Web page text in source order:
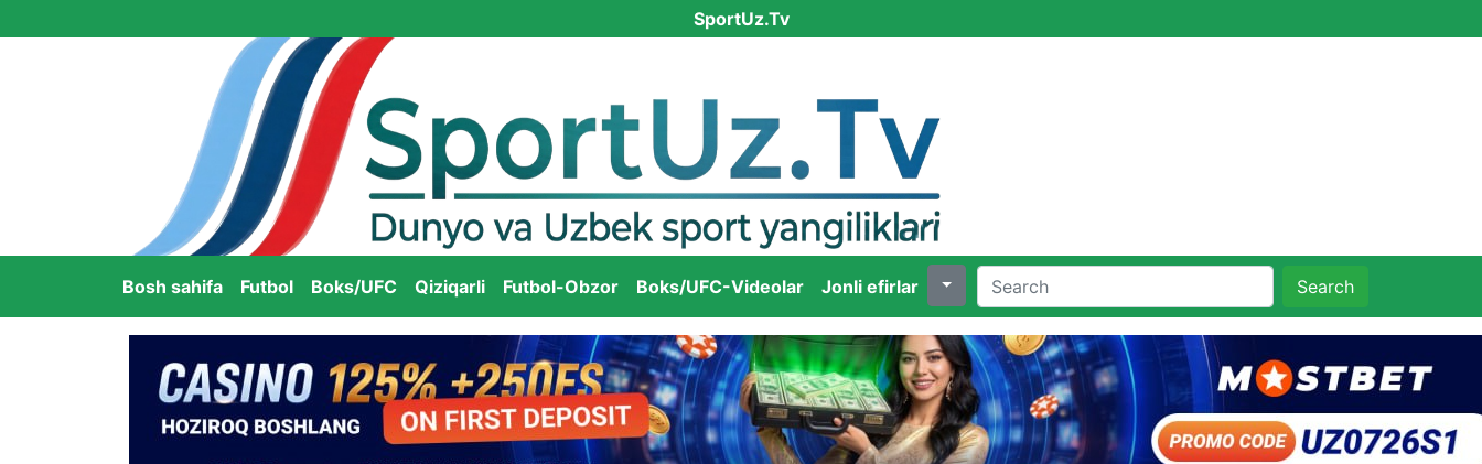
SportUz.Tv
Bosh sahifa Futbol Boks/UFC Qiziqarli Futbol-Obzor Boks/UFC-Videolar Jonli efirlar Search